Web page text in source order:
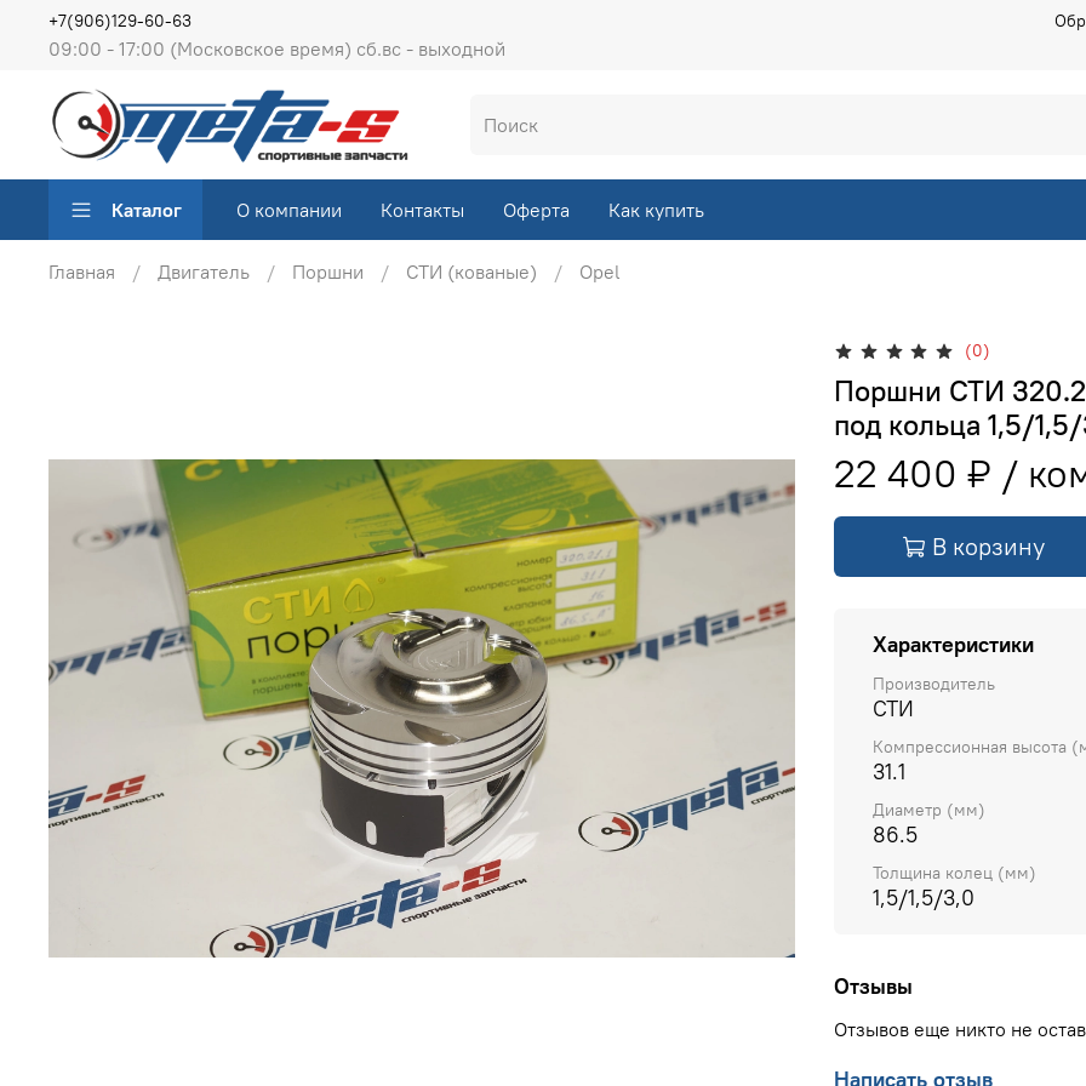
09:00 - 17:00 (Московское время) сб.вс - выходной
+7(906)129-60-63
Каталог О компании Контакты Оферта Как купить
Главная Двигатель Поршни СТИ (кованые) Opel
(0)
Поршни СТИ
под кольца 1,5/
22 400 ₽
В корзину
Характеристики
Производитель
СТИ
Компрессионная высота
31.1
Диаметр (мм)
86.5
Толщина колец (мм)
1,5/1,5/3,0
Отзывы
Отзывов еще никто не
Написать отзыв